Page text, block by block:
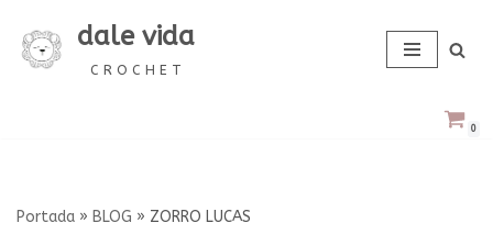
Saltar
dale vida
C R O C H E T
0
Portada » BLOG » ZORRO LUCAS